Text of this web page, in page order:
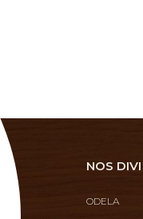
NOS
ODELA